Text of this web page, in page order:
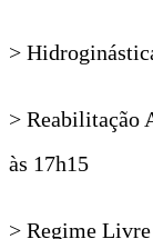
>
> Reabilitação
às 17h15
> Regime Livre